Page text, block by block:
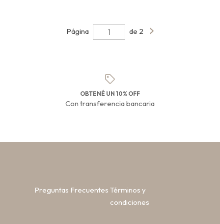
Página de 2
OBTENÉ UN 10% OFF
Con transferencia bancaria
Preguntas Frecuentes Términos y
condiciones